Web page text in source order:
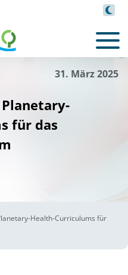
31. März 2025
für das
Health-Curriculums für